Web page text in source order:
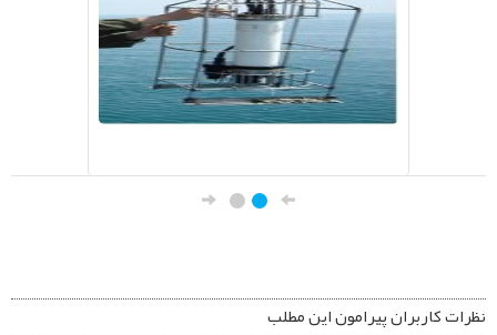
نظرات کاربران پیرامون این مطلب